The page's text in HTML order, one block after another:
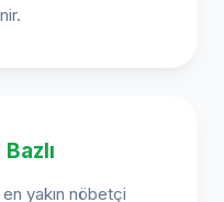
yakın nöbetçi